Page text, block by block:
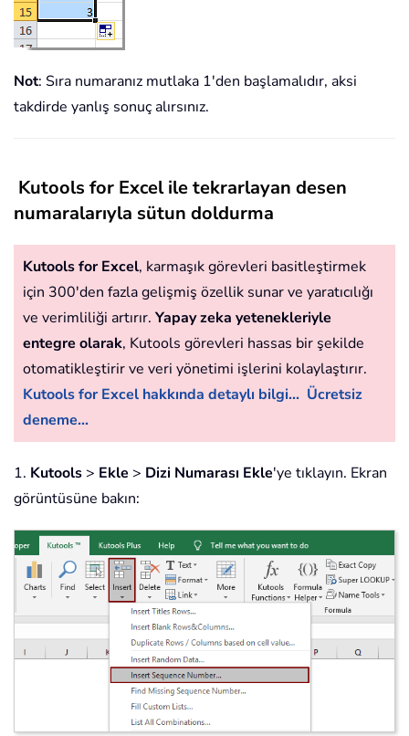
Not: Sıra numaranız mutlaka 1'den başlamalıdır, aksi
takdirde yanlış sonuç alırsınız.
Kutools for Excel ile tekrarlayan desen
numaralarıyla sütun doldurma
Kutools for Excel, karmaşık görevleri basitleştirmek
için 300'den fazla gelişmiş özellik sunar ve yaratıcılığı
ve verimliliği artırır. Yapay zeka yetenekleriyle
entegre olarak, Kutools görevleri hassas bir şekilde
otomatikleştirir ve veri yönetimi işlerini kolaylaştırır.
Kutools for Excel hakkında detaylı bilgi... Ücretsiz
deneme...
1. Kutools > Ekle > Dizi Numarası Ekle'ye tıklayın. Ekran
görüntüsüne bakın: